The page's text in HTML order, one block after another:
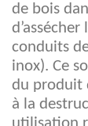
de bois
conduits
inox). Ce
du produit
à la